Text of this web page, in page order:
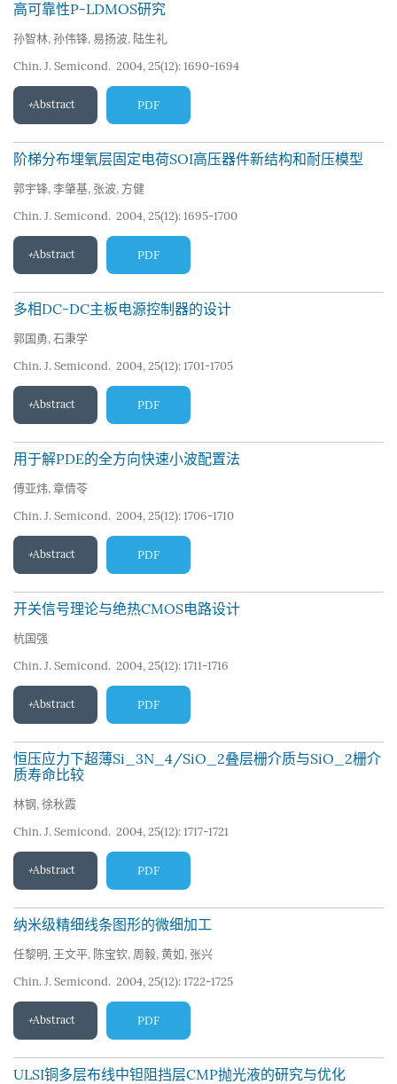
高可靠性P-LDMOS研究
孙智林, 孙伟锋, 易扬波, 陆生礼
Chin. J. Semicond. 2004, 25(12): 1690-1694
Abstract PDF
阶梯分布埋氧层固定电荷SOI高压器件新结构和耐压模型
郭宇锋, 李肇基, 张波, 方健
Chin. J. Semicond. 2004, 25(12): 1695-1700
Abstract PDF
多相DC-DC主板电源控制器的设计
郭国勇, 石秉学
Chin. J. Semicond. 2004, 25(12): 1701-1705
Abstract PDF
用于解PDE的全方向快速小波配置法
傅亚炜, 章倩苓
Chin. J. Semicond. 2004, 25(12): 1706-1710
Abstract PDF
开关信号理论与绝热CMOS电路设计
杭国强
Chin. J. Semicond. 2004, 25(12): 1711-1716
Abstract PDF
恒压应力下超薄Si_3N_4/SiO_2叠层栅介质与SiO_2栅介
质寿命比较
林钢 , 徐秋霞
Chin. J. Semicond. 2004, 25(12): 1717-1721
Abstract PDF
纳米级精细线条图形的微细加工
任黎明 , 王文平, 陈宝钦, 周毅, 黄如 , 张兴
Chin. J. Semicond. 2004, 25(12): 1722-1725
Abstract PDF
ULSI铜多层布线中钽阻挡层CMP抛光液的研究与优化